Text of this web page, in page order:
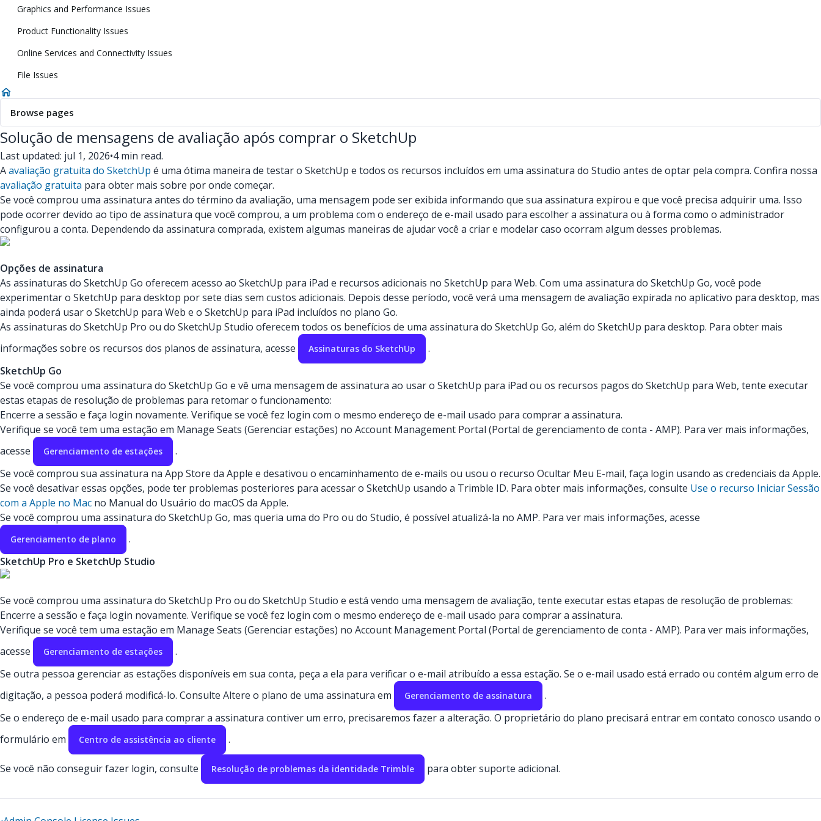
Graphics and Performance Issues
Product Functionality Issues
Online Services and Connectivity Issues
File Issues
Browse pages
Solução de mensagens de avaliação após comprar o SketchUp
Last updated: jul 1, 2026•4 min read.
Aavaliação gratuita do SketchUp é uma ótima maneira de testar o SketchUp e todos os recursos incluídos em uma assinatura do Studio antes de optar pela compra. Confira nossa
avaliação gratuita para obter mais sobre por onde começar.
Se você comprou uma assinatura antes do término da avaliação, uma mensagem pode ser exibida informando que sua assinatura expirou e que você precisa adquirir uma. Isso
pode ocorrer devido ao tipo de assinatura que você comprou, a um problema com o endereço de e-mail usado para escolher a assinatura ou à forma como o administrador
configurou a conta. Dependendo da assinatura comprada, existem algumas maneiras de ajudar você a criar e modelar caso ocorram algum desses problemas.
Opções de assinatura
As assinaturas do SketchUp Go oferecem acesso ao SketchUp para iPad e recursos adicionais no SketchUp para Web. Com uma assinatura do SketchUp Go, você pode
experimentar o SketchUp para desktop por sete dias sem custos adicionais. Depois desse período, você verá uma mensagem de avaliação expirada no aplicativo para desktop, mas
ainda poderá usar o SketchUp para Web e o SketchUp para iPad incluídos no plano Go.
As assinaturas do SketchUp Pro ou do SketchUp Studio oferecem todos os benefícios de uma assinatura do SketchUp Go, além do SketchUp para desktop. Para obter mais
informações sobre os recursos dos planos de assinatura, acesse
Assinaturas do SketchUp
.
SketchUp Go
Se você comprou uma assinatura do SketchUp Go e vê uma mensagem de assinatura ao usar o SketchUp para iPad ou os recursos pagos do SketchUp para Web, tente executar
estas etapas de resolução de problemas para retomar o funcionamento:
Encerre a sessão e faça login novamente. Verifique se você fez login com o mesmo endereço de e-mail usado para comprar a assinatura.
Verifique se você tem uma estação em Manage Seats (Gerenciar estações) no Account Management Portal (Portal de gerenciamento de conta - AMP). Para ver mais informações,
acesse
Gerenciamento de estações
.
Se você comprou sua assinatura na App Store da Apple e desativou o encaminhamento de e-mails ou usou o recurso Ocultar Meu E-mail, faça login usando as credenciais da Apple.
Se você desativar essas opções, pode ter problemas posteriores para acessar o SketchUp usando a Trimble ID. Para obter mais informações, consulte Use o recurso Iniciar Sessão
com a Apple no Mac no Manual do Usuário do macOS da Apple.
Se você comprou uma assinatura do SketchUp Go, mas queria uma do Pro ou do Studio, é possível atualizá-la no AMP. Para ver mais informações, acesse
Gerenciamento de plano
.
SketchUp Pro e SketchUp Studio
Se você comprou uma assinatura do SketchUp Pro ou do SketchUp Studio e está vendo uma mensagem de avaliação, tente executar estas etapas de resolução de problemas:
Encerre a sessão e faça login novamente. Verifique se você fez login com o mesmo endereço de e-mail usado para comprar a assinatura.
Verifique se você tem uma estação em Manage Seats (Gerenciar estações) no Account Management Portal (Portal de gerenciamento de conta - AMP). Para ver mais informações,
acesse
Gerenciamento de estações
.
Se outra pessoa gerenciar as estações disponíveis em sua conta, peça a ela para verificar o e-mail atribuído a essa estação. Se o e-mail usado está errado ou contém algum erro de
digitação, a pessoa poderá modificá-lo. Consulte Altere o plano de uma assinatura em
Gerenciamento de assinatura
.
Se o endereço de e-mail usado para comprar a assinatura contiver um erro, precisaremos fazer a alteração. O proprietário do plano precisará entrar em contato conosco usando o
formulário em
Centro de assistência ao cliente .
Se você não conseguir fazer login, consulte Resolução de problemas da identidade Trimble para obter suporte adicional.